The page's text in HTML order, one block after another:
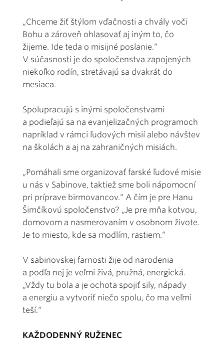
„Chceme žiť štýlom vďačnosti a chvály voči
Bohu a zároveň ohlasovať aj iným to, čo
žijeme. Ide teda o misijné poslanie.“
V súčasnosti je do spoločenstva zapojených
niekoľko rodín, stretávajú sa dvakrát do
mesiaca.
Spolupracujú s inými spoločenstvami
a podieľajú sa na evanjelizačných programoch
napríklad v rámci ľudových misií alebo návštev
na školách a aj na zahraničných misiách.
„Pomáhali sme organizovať farské ľudové misie
u nás v Sabinove, taktiež sme boli nápomocní
pri príprave birmovancov.“ A čím je pre Hanu
Šimčíkovú spoločenstvo? „Je pre mňa kotvou,
domovom a nasmerovaním v osobnom živote.
Je to miesto, kde sa modlím, rastiem.“
V sabinovskej farnosti žije od narodenia
a podľa nej je veľmi živá, pružná, energická.
„Vždy tu bola a je ochota spojiť sily, nápady
a energiu a vytvoriť niečo spolu, čo ma veľmi
teší.“
KAŽDODENNÝ RUŽENEC